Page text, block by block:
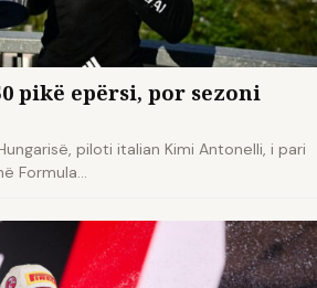
pikë epërsi, por sezoni
piloti italian Kimi Antonelli, i pari
Formula…